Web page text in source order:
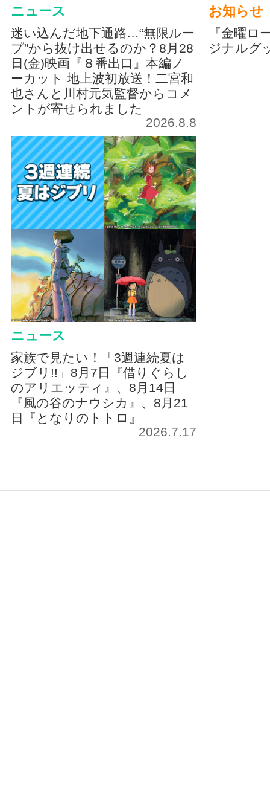
ニュース
迷い込んだ地下通路…“無限ルー
プ”から抜け出せるのか？8月28
日(金)映画『８番出口』本編ノ
ーカット 地上波初放送！二宮和
也さんと川村元気監督からコメ
ントが寄せられました
2026.8.8
お知らせ
『金曜ロ
ジナルグ
ニュース
家族で見たい！「3週連続夏は
ジブリ!!」8月7日『借りぐらし
のアリエッティ』、8月14日
『風の谷のナウシカ』、8月21
日『となりのトトロ』
2026.7.17